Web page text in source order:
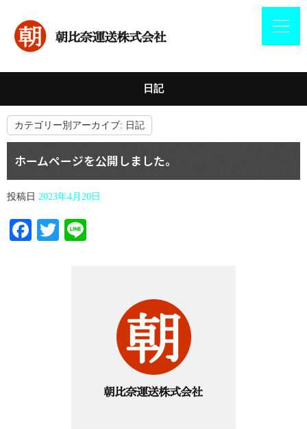
日記
カテゴリー別アーカイブ: 日記
ホームページを公開しました。
投稿日 2023年4月20日
Facebook
Twitter